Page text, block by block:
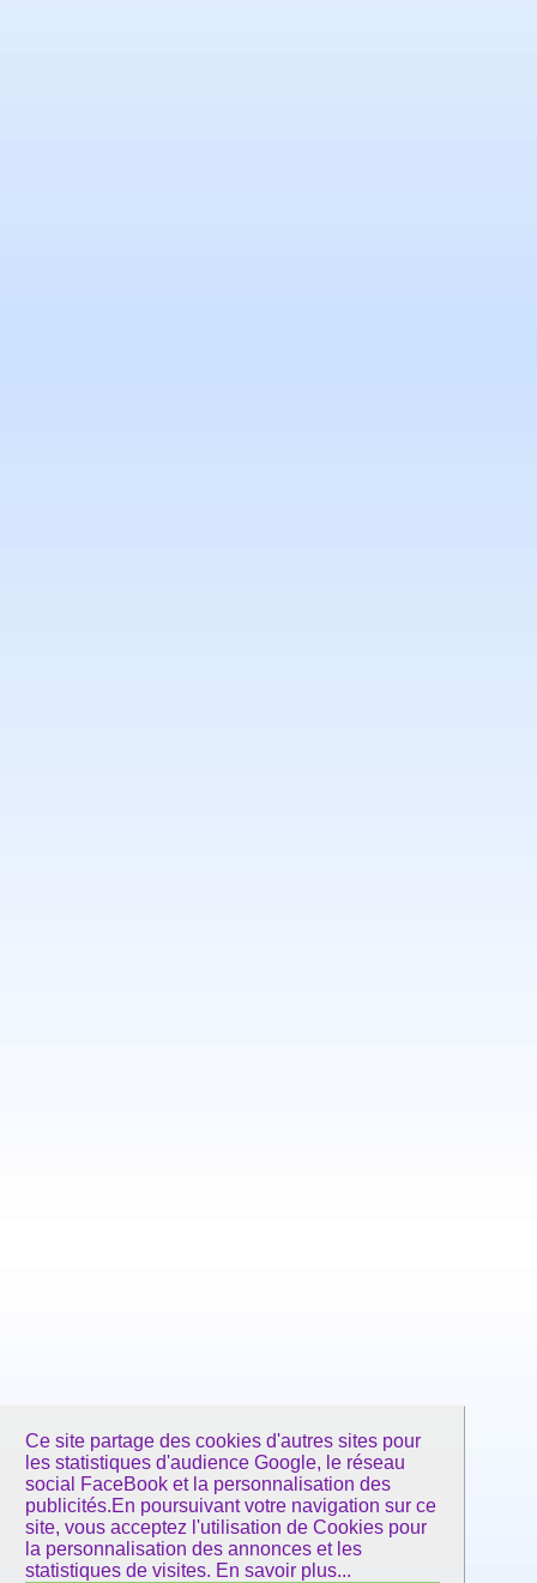
Ce site partage des cookies d'autres sites pour
les statistiques d'audience Google, le réseau
social FaceBook et la personnalisation des
publicités.En poursuivant votre navigation sur ce
site, vous acceptez l'utilisation de Cookies pour
la personnalisation des annonces et les
statistiques de visites. En savoir plus...